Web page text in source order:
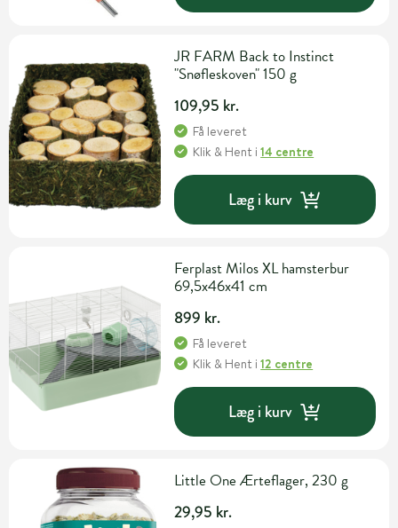
JR FARM Back to Instinct
"Snøfleskoven" 150 g
109,95 kr.
Få leveret
Klik & Hent i14 centre
Læg i kurv
Ferplast Milos XL hamsterbur
69,5x46x41 cm
899 kr.
Få leveret
Klik & Hent i12 centre
Læg i kurv
Little One Ærteflager, 230 g
29,95 kr.